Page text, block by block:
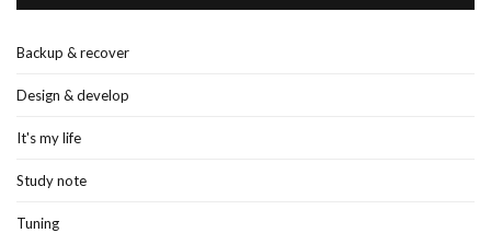
Backup & recover
Design & develop
It's my life
Study note
Tuning